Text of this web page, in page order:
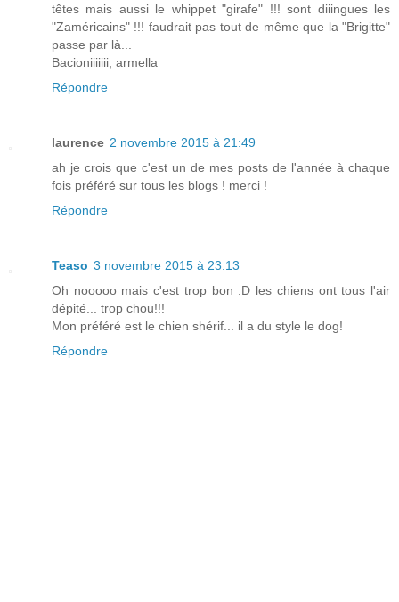
têtes mais aussi le whippet "girafe" !!! sont diiingues les
"Zaméricains" !!! faudrait pas tout de même que la "Brigitte"
passe par là...
Bacioniiiiiii, armella
Répondre
laurence 2 novembre 2015 à 21:49
ah je crois que c'est un de mes posts de l'année à chaque
fois préféré sur tous les blogs ! merci !
Répondre
Teaso 3 novembre 2015 à 23:13
Oh nooooo mais c'est trop bon :D les chiens ont tous l'air
dépité... trop chou!!!
Mon préféré est le chien shérif... il a du style le dog!
Répondre